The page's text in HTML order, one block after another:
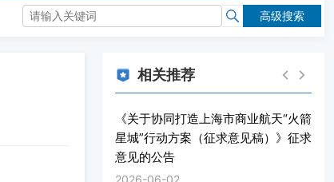
高级搜索
相关推荐
《关于协同打造上海市商业航天“火箭
星城”行动方案（征求意见稿）》征求
意见的公告
2026-06-02